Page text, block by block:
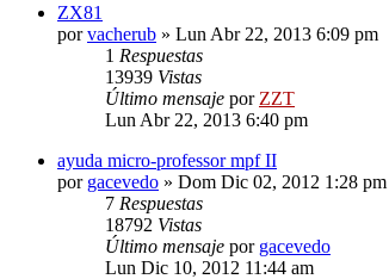
ZX81
porvacherub » Lun Abr 22, 2013 6:09 pm
1 Respuestas
13939 Vistas
Último mensaje por ZZT
Lun Abr 22, 2013 6:40 pm
ayuda micro-professor mpf II
por gacevedo » Dom Dic 02, 2012 1:28 pm
7 Respuestas
18792 Vistas
Último mensaje por gacevedo
Lun Dic 10, 2012 11:44 am